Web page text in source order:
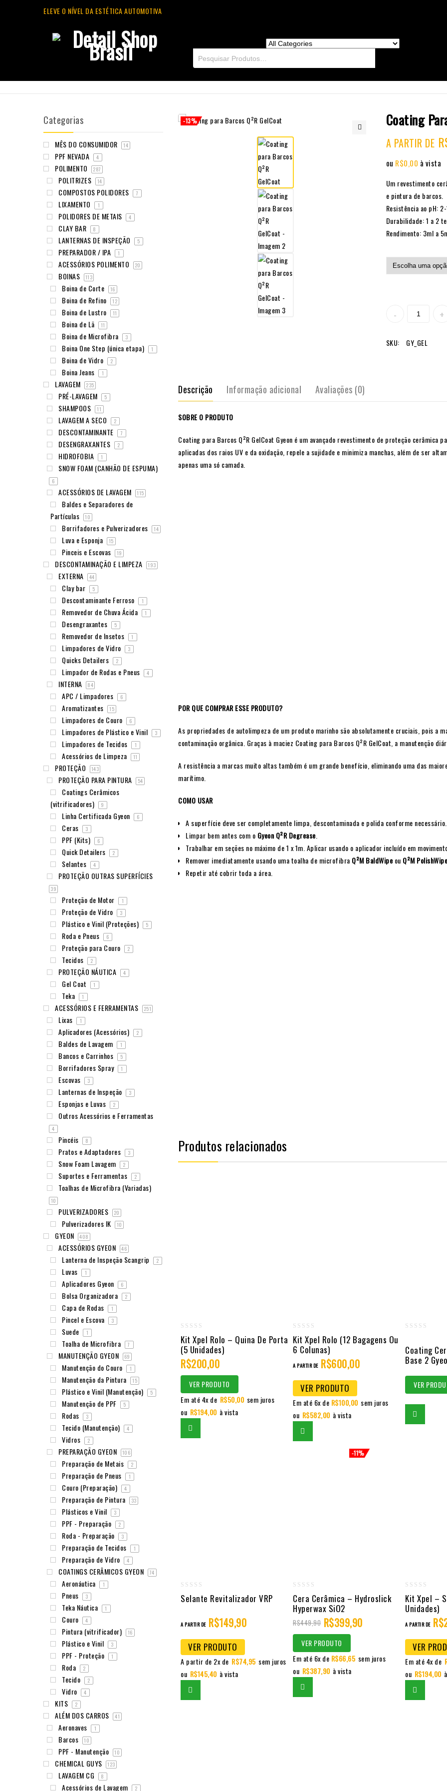
ELEVE O NÍVEL DA ESTÉTICA AUTOMOTIVA
-13% Coating
A PARTIR DE
ou R$0,00 à vista
Um revestimento
e pintura de barcos.
Resistência ao pH:
Durabilidade: 1 a 2
Rendimento: 3ml a
SKU: GY_GEL
Descrição Informação adicional Avaliações (0)
SOBRE O PRODUTO
Coating para Barcos Q²R GelCoat Gyeon é um avançado revestimento de proteção
aplicadas dos raios UV e da oxidação, repele a sujidade e minimiza manchas, além de ser
apenas uma só camada.
POR QUE COMPRAR ESSE PRODUTO?
As propriedades de autolimpeza de um produto marinho são absolutamente cruciais, pois a
contaminação orgânica. Graças à maciez Coating para Barcos Q²R GelCoat, a manutenção
A resistência a marcas muito altas também é um grande benefício, eliminando uma das
marítimo.
COMO USAR
A superfície deve ser completamente limpa, descontaminada e polida conforme necessário.
Limpar bem antes com o Gyeon Q²R Degrease.
Trabalhar em seções no máximo de 1 x 1m. Aplicar usando o aplicador incluído em
Remover imediatamente usando uma toalha de microfibra Q²M BaldWipe ou Q²M PolishWipe
Repetir até cobrir toda a área.
Produtos relacionados
0
out
of
Kit Xpel Rolo – Quina De Porta
(5 Unidades)
R$200,00
VER PRODUTO
Em até 4x de R$50,00 sem juros
ou R$194,00 à vista
0
out
Kit Xpel Rolo (12 Bagagens Ou
6 Colunas)
A PARTIR DE R$600,00
VER PRODUTO
Em até 6x de R$100,00 sem juros
ou R$582,00 à vista
out
of
Coating
Base 2
VER
0
Selante Revitalizador VRP
A PARTIR DE R$149,90
VER PRODUTO
A partir de 2x de R$74,95 sem juros
ou R$145,40 à vista
-11%
0
out
of
Cera Cerâmica – Hydroslick
Hyperwax SiO2
R$449,90 R$399,90
VER PRODUTO
Em até 6x de R$66,65 sem juros
ou R$387,90 à vista
0
out
Kit Xpel –
Unidades)
A PARTIR DE R$
VER
Em até 4x de
ou R$194,00
Categorias
MÊS DO CONSUMIDOR 14
PPF NEVADA 4
POLIMENTO 287
POLITRIZES 14
COMPOSTOS POLIDORES 7
LIXAMENTO 1
POLIDORES DE METAIS 4
CLAY BAR 8
LANTERNAS DE INSPEÇÃO 5
PREPARADOR / IPA 1
ACESSÓRIOS POLIMENTO 20
BOINAS 113
Boina de Corte 16
Boina de Refino 12
Boina de Lustro 11
Boina de Lã 11
Boina de Microfibra 3
Boina One Step (única etapa) 1
Boina de Vidro 2
Boina Jeans 1
LAVAGEM 235
PRÉ-LAVAGEM 5
SHAMPOOS 11
LAVAGEM A SECO 2
DESCONTAMINANTE 7
DESENGRAXANTES 2
HIDROFOBIA 1
SNOW FOAM (CANHÃO DE ESPUMA)
6
ACESSÓRIOS DE LAVAGEM 115
Baldes e Separadores de
Partículas
10
Borrifadores e Pulverizadores 14
Luva e Esponja 15
Pinceis e Escovas 19
DESCONTAMINAÇÃO E LIMPEZA 193
EXTERNA 44
Clay bar 5
Descontaminante Ferroso 1
Removedor de Chuva Ácida 1
Desengraxantes 5
Removedor de Insetos 1
Limpadores de Vidro 3
Quicks Detailers 2
Limpador de Rodas e Pneus 4
INTERNA 84
APC / Limpadores 6
Aromatizantes 15
Limpadores de Couro 6
Limpadores de Plástico e Vinil 3
Limpadores de Tecidos 1
Acessórios de Limpeza 11
PROTEÇÃO 143
PROTEÇÃO PARA PINTURA 54
Coatings Cerâmicos
(vitrificadores)
9
Linha Certificada Gyeon 6
Ceras 3
PPF (Kits) 6
Quick Detailers 2
Selantes 4
PROTEÇÃO OUTRAS SUPERFÍCIES
39
Proteção de Motor 1
Proteção de Vidro 3
Plástico e Vinil (Proteções) 5
Roda e Pneus 6
Proteção para Couro 2
Tecidos 2
PROTEÇÃO NÁUTICA 4
Gel Coat 1
Teka 1
ACESSÓRIOS E FERRAMENTAS 251
Lixas 1
Aplicadores (Acessórios) 2
Baldes de Lavagem 1
Bancos e Carrinhos 5
Borrifadores Spray 1
Escovas 3
Lanternas de Inspeção 3
Esponjas e Luvas 2
Outros Acessórios e Ferramentas
4
Pincéis 8
Pratos e Adaptadores 3
Snow Foam Lavagem 2
Suportes e Ferramentas 2
Toalhas de Microfibra (Variadas)
10
PULVERIZADORES 20
Pulverizadores IK 10
GYEON 408
ACESSÓRIOS GYEON 46
Lanterna de Inspeção Scangrip 2
Luvas 1
Aplicadores Gyeon 6
Bolsa Organizadora 2
Capa de Rodas 1
Pincel e Escova 3
Suede 1
Toalha de Microfibra 7
MANUTENÇÃO GYEON 69
Manutenção do Couro 1
Manutenção da Pintura 15
Plástico e Vinil (Manutenção) 5
Manutenção de PPF 5
Rodas 3
Tecido (Manutenção) 4
Vidros 2
PREPARAÇÃO GYEON 106
Preparação de Metais 2
Preparação de Pneus 1
Couro (Preparação) 4
Preparação de Pintura 33
Plásticos e Vinil 3
PPF - Preparação 2
Roda - Preparação 3
Preparação de Tecidos 1
Preparação de Vidro 4
COATINGS CERÂMICOS GYEON 74
Aeronáutica 1
Pneus 3
Teka Náutica 1
Couro 4
Pintura (vitrificador) 16
Plástico e Vinil 3
PPF - Proteção 1
Roda 2
Tecido 2
Vidro 4
KITS 2
ALÉM DOS CARROS 41
Aeronaves 1
Barcos 10
PPF - Manutenção 10
CHEMICAL GUYS 123
LAVAGEM CG 8
Acessórios de Lavagem 2